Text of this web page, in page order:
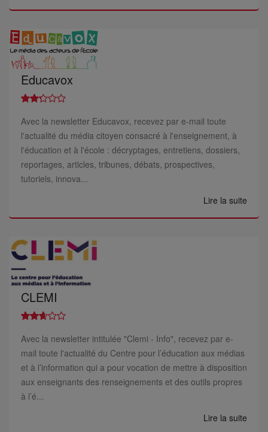
Educavox
Avec la newsletter Educavox, recevez par e-mail toute
l'actualité du média citoyen consacré à l'enseignement, à
l'éducation et à l'école : décryptages, entretiens, dossiers,
reportages, articles, tribunes, débats, prospectives,
tutoriels, innova...
Lire la suite
CLEMI
Avec la newsletter intitulée "Clemi - Info", recevez par e-
mail toute l'actualité du Centre pour l’éducation aux médias
et à l’information qui a pour vocation de mettre à disposition
aux enseignants des renseignements et des outils propres
à l’é...
Lire la suite